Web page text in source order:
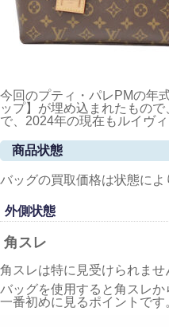
今回のプティ・パレPMの年
ップ】が埋め込まれたもので
で、2024年の現在もルイヴ
商品状態
バッグの買取価格は状態によ
外側状態
角スレ
角スレは特に見受けられませ
バッグを使用すると角スレか
一番初めに見るポイントです